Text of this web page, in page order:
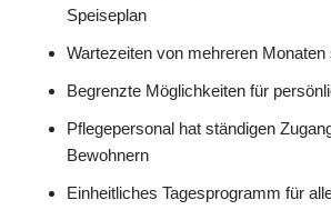
Speiseplan
Wartezeiten von mehreren Monaten
Begrenzte Möglichkeiten für
Pflegepersonal hat ständigen
Bewohnern
Einheitliches Tagesprogramm für